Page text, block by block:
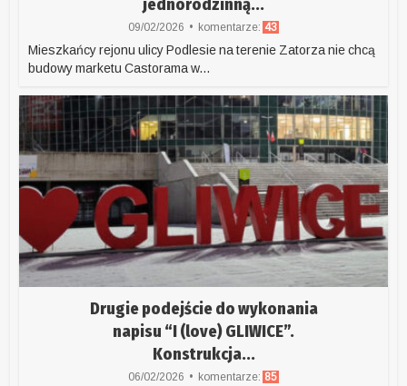
jednorodzinną...
09/02/2026 komentarze: 43
Mieszkańcy rejonu ulicy Podlesie na terenie Zatorza nie chcą
budowy marketu Castorama w...
Drugie podejście do wykonania
napisu “I (love) GLIWICE”.
Konstrukcja...
06/02/2026 komentarze: 85